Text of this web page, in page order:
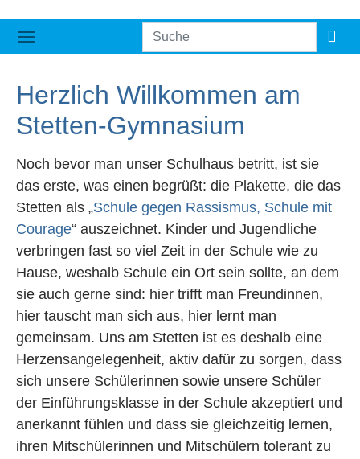
Herzlich Willkommen am
Stetten-Gymnasium
Noch bevor man unser Schulhaus betritt, ist sie
das erste, was einen begrüßt: die Plakette, die das
Stetten als „Schule gegen Rassismus, Schule mit
Courage“ auszeichnet. Kinder und Jugendliche
verbringen fast so viel Zeit in der Schule wie zu
Hause, weshalb Schule ein Ort sein sollte, an dem
sie auch gerne sind: hier trifft man Freundinnen,
hier tauscht man sich aus, hier lernt man
gemeinsam. Uns am Stetten ist es deshalb eine
Herzensangelegenheit, aktiv dafür zu sorgen, dass
sich unsere Schülerinnen sowie unsere Schüler
der Einführungsklasse in der Schule akzeptiert und
anerkannt fühlen und dass sie gleichzeitig lernen,
ihren Mitschülerinnen und Mitschülern tolerant zu